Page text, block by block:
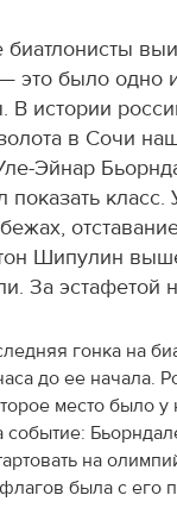
биатлонисты
это было одно
истории
в Сочи
Эйнар
Шипулин
За эстафетой
гонка на
до ее начала.
место было
событие:
на
была с его